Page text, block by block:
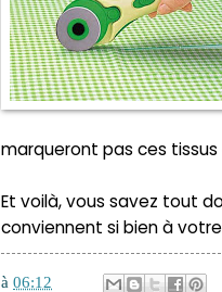
marqueront pas ces tissus
Et voilà, vous savez tout
conviennent si bienà vo
à 06:12